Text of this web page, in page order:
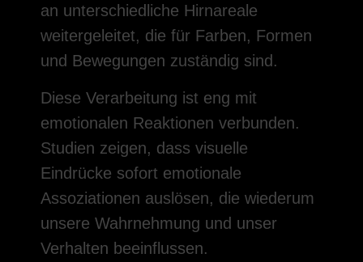
an unterschiedliche Hirnareale
weitergeleitet, die für Farben, Formen
und Bewegungen zuständig sind.
Diese Verarbeitung ist eng mit
emotionalen Reaktionen verbunden.
Studien zeigen, dass visuelle
Eindrücke sofort emotionale
Assoziationen auslösen, die wiederum
unsere Wahrnehmung und unser
Verhalten beeinflussen.